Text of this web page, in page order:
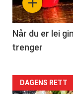
Når du er lei
trenger
Forsiden
DAGENS RETT